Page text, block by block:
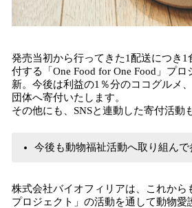
発売当初から行ってきた1配送につき
付する「One Food for One Food」プロ
新。今後は利益の1％分のココグルメ
団体へ寄付いたします。
その他にも、SNSと連動した寄付活動
今後も動物福祉活動へ取り組んで
株式会社バイオフィリアは、これから
プロジェクト」の活動を通して動物愛